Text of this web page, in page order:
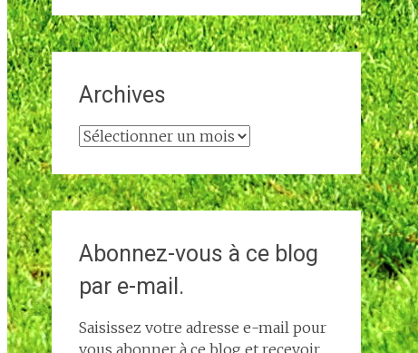
Archives
Archives
Abonnez-vous à ce blog
par e-mail.
Saisissez votre adresse e-mail pour
vous abonner à ce blog et recevoir